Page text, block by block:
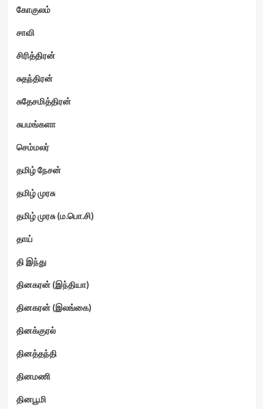
கோகுலம்
சாவி
சிரித்திரன்
சுதந்திரன்
சுதேசமித்திரன்
சுபமங்களா
செம்மலர்
தமிழ் நேசன்
தமிழ் முரசு
தமிழ் முரசு (ம.பொ.சி)
தாய்
தி இந்து
தினகரன் (இந்தியா)
தினகரன் (இலங்கை)
தினக்குரல்
தினத்தந்தி
தினமணி
தினபூமி